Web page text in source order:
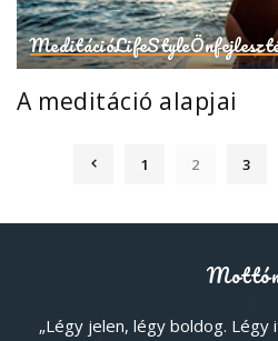
MeditációLifeStyle
A meditáció alapjai
1 2 3
„Légy jelen, légy boldog. Légy